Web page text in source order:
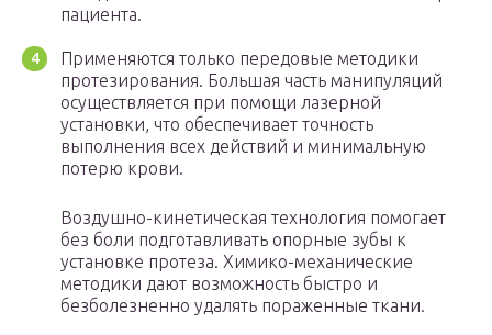
пациента.
Применяются только передовые методики
протезирования. Большая часть манипуляций
осуществляется при помощи лазерной
установки, что обеспечивает точность
выполнения всех действий и минимальную
потерю крови.
Воздушно-кинетическая технология помогает
без боли подготавливать опорные зубы к
установке протеза. Химико-механические
методики дают возможность быстро и
безболезненно удалять пораженные ткани.